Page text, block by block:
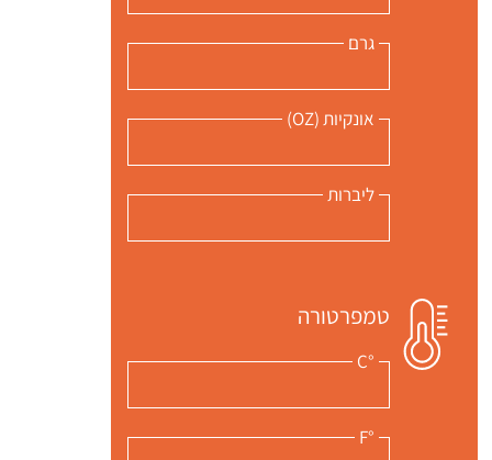
שלי "פודיק" כמנויים עוד היום!
כמנויים ותלחצו על הפעמון תקבלו התראה לטלפון הנייד ברגע שעולה מתכון חדש לערוץ,
גרם
אונקיות (OZ)
ליברות
טמפרטורה
°C
°F